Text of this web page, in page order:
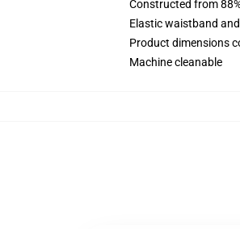
Constructed from
Elastic waistband
Product dimensions
Machine cleanable